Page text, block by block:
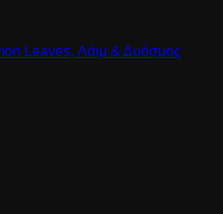
Leaves, Λάιμ & Δυόσμος